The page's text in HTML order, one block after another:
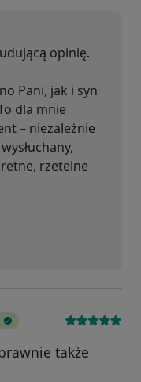
opinię.
Pani, jak i syn
dla mnie
– niezależnie
rzetelne
także